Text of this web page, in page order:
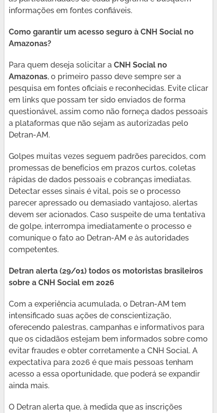
informações em fontes confiáveis.
Como garantir um acesso seguro à CNH Social no
Amazonas?
Para quem deseja solicitar a CNH Social no
Amazonas, o primeiro passo deve sempre ser a
pesquisa em fontes oficiais e reconhecidas. Evite clicar
em links que possam ter sido enviados de forma
questionável, assim como não forneça dados pessoais
a plataformas que não sejam as autorizadas pelo
Detran-AM.
Golpes muitas vezes seguem padrões parecidos, com
promessas de benefícios em prazos curtos, coletas
rápidas de dados pessoais e cobranças imediatas.
Detectar esses sinais é vital, pois se o processo
parecer apressado ou demasiado vantajoso, alertas
devem ser acionados. Caso suspeite de uma tentativa
de golpe, interrompa imediatamente o processo e
comunique o fato ao Detran-AM e às autoridades
competentes.
Detran alerta (29/01) todos os motoristas brasileiros
sobre a CNH Social em 2026
Com a experiência acumulada, o Detran-AM tem
intensificado suas ações de conscientização,
oferecendo palestras, campanhas e informativos para
que os cidadãos estejam bem informados sobre como
evitar fraudes e obter corretamente a CNH Social. A
expectativa para 2026 é que mais pessoas tenham
acesso a essa oportunidade, que poderá se expandir
ainda mais.
O Detran alerta que, à medida que as inscrições